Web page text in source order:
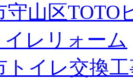
守山区
イレリォーム
トイレ交換